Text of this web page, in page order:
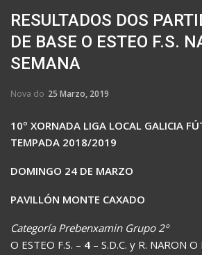
RESULTADOS DOS
DE BASE O ESTEO F.S.
SEMANA
Nova do 25 Marzo, 2019
10º XORNADA LIGA LOCAL GALICIA
TEMPADA 2018/2019
DOMINGO 24 DE MARZO
PAVILLÓN MONTE CAXADO
Categoría Prebenxamin Grupo 2º
O ESTEO F.S. – 4 – S.D.C. y R. NARON O